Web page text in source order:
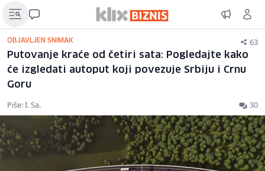
OBJAVLJEN SNIMAK 63
Putovanje kraće od četiri sata: Pogledajte kako
će izgledati autoput koji povezuje Srbiju i Crnu
Goru
Piše: I. Sa. 30